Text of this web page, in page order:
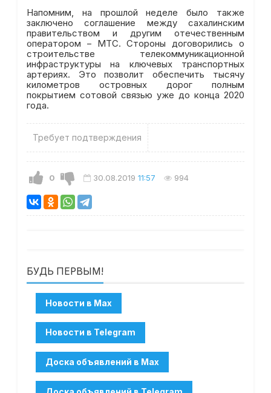
Напомним, на прошлой неделе было также
заключено соглашение между сахалинским
правительством и другим отечественным
оператором – МТС. Стороны договорились о
строительстве телекоммуникационной
инфраструктуры на ключевых транспортных
артериях. Это позволит обеспечить тысячу
километров островных дорог полным
покрытием сотовой связью уже до конца 2020
года.
Требует подтверждения
0 30.08.2019 11:57 994
БУДЬ ПЕРВЫМ!